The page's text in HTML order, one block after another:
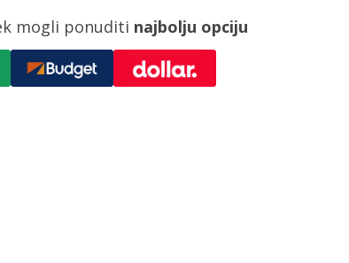
mogli ponuditi najbolju opciju